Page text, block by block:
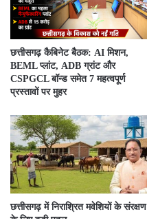
छत्तीसगढ़ कैबिनेट बैठक: AI मिशन,
BEML प्लांट, ADB ग्रांट और
CSPGCL बॉन्ड समेत 7 महत्वपूर्ण
प्रस्तावों पर मुहर
छत्तीसगढ़ में निराश्रित मवेशियों के संरक्षण